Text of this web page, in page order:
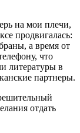
на мои плечи,
продвигалась:
а время от
что
литературы в
партнеры.
отдать